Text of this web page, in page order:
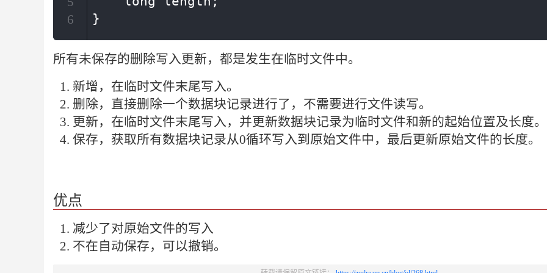
}
6
所有未保存的删除写入更新，都是发生在临时文件中。
新增，在临时文件末尾写入。
删除，直接删除一个数据块记录进行了，不需要进行文件读写。
更新，在临时文件末尾写入，并更新数据块记录为临时文件和新的起始位置及长度。
保存，获取所有数据块记录从0循环写入到原始文件中，最后更新原始文件的长度。
优点
减少了对原始文件的写入
不在自动保存，可以撤销。